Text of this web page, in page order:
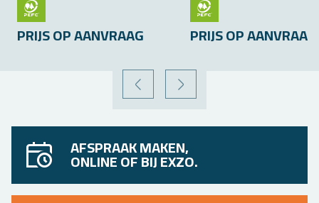
PRIJS OP AAN­VRAAG PRIJS OP AAN­VRAAG
VORIGE VOLGENDE
AFSPRAAK MAKEN,
ONLINE OF BIJ EXZO.